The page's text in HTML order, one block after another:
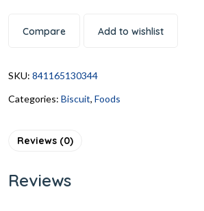
Compare Add to wishlist
SKU: 841165130344
Categories: Biscuit, Foods
Reviews (0)
Reviews